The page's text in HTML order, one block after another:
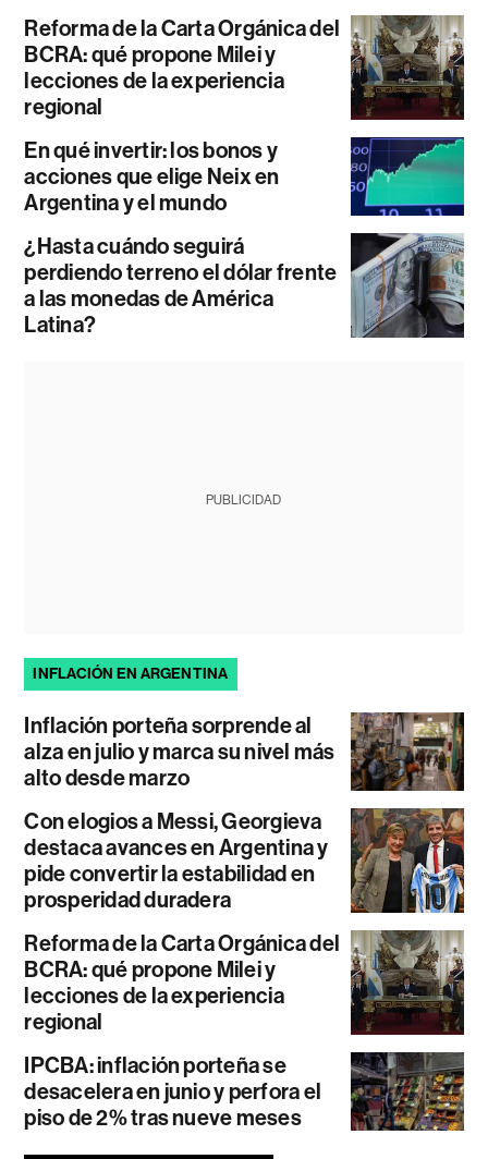
Reforma de la Carta Orgánica del
BCRA: qué propone Milei y
lecciones de la experiencia
regional
En qué invertir: los bonos y
acciones que elige Neix en
Argentina y el mundo
¿Hasta cuándo seguirá
perdiendo terreno el dólar frente
a las monedas de América
Latina?
PUBLICIDAD
INFLACIÓN EN ARGENTINA
Inflación porteña sorprende al
alza en julio y marca su nivel más
alto desde marzo
Con elogios a Messi, Georgieva
destaca avances en Argentina y
pide convertir la estabilidad en
prosperidad duradera
Reforma de la Carta Orgánica del
BCRA: qué propone Milei y
lecciones de la experiencia
regional
IPCBA: inflación porteña se
desacelera en junio y perfora el
piso de 2% tras nueve meses